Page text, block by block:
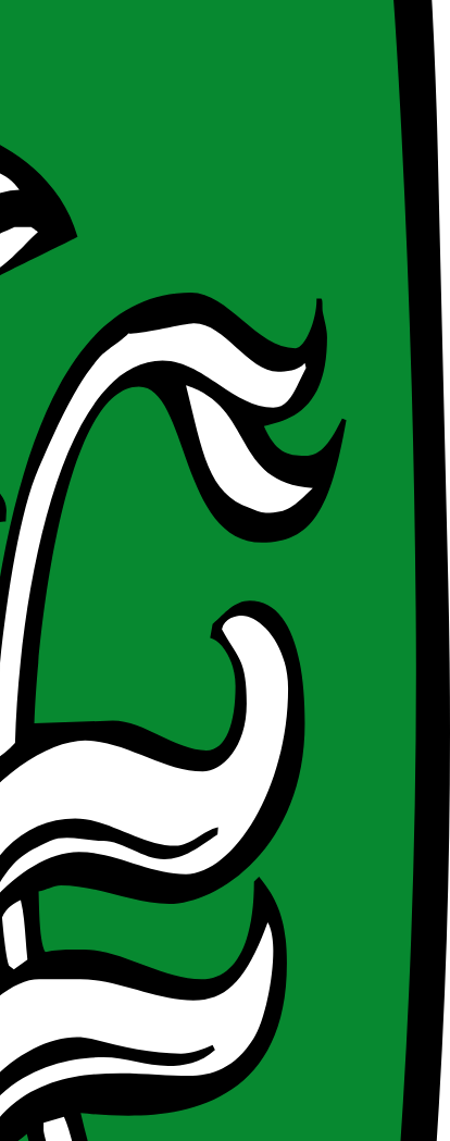
Wettbewerb, Zuschuss
werden ganzheitliche Projekte, die eine Risikoanalyse,
Es werden nicht rückzahlbare Zuschüsse vergeben.
im Bereich der nachhaltigen Unternehmensentwicklung.
ist die Absolvierung bei zertifizierten
Gefördert werden Projekte, die die wirtschaftlichen,
und weitestgehend abgeschlossenem Prototyp.
Wachstums-Unterstützung, Zuschuss
Dienstleistungen und Geschäftsmodellen. Es werden
Dienstleister.
die vor der Gründung stehen oder maximal fünf Jahre alt
aufweisen.